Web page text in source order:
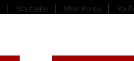
Startseite Mein Konto